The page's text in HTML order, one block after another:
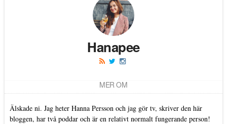
Hanapee
MER OM
Älskade ni. Jag heter Hanna Persson och jag gör tv, skriver den här
bloggen, har två poddar och är en relativt normalt fungerande person!